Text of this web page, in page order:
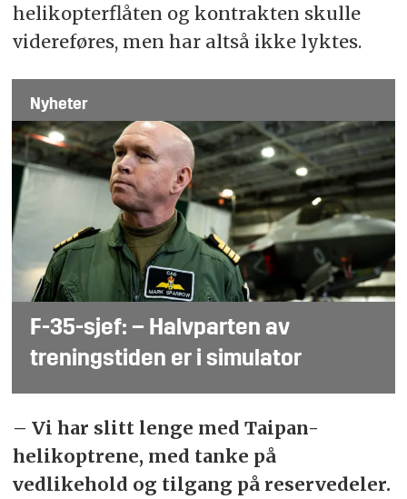
helikopterflåten og kontrakten skulle
videreføres, men har altså ikke lyktes.
Nyheter
F-35-sjef: – Halvparten av
treningstiden er i simulator
– Vi har slitt lenge med Taipan-
helikoptrene, med tanke på
vedlikehold og tilgang på reservedeler.